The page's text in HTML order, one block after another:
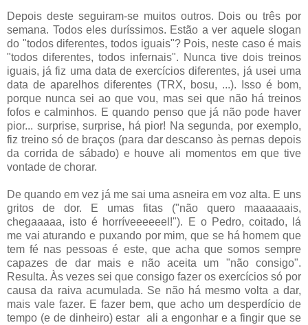
Depois deste seguiram-se muitos outros. Dois ou três por
semana. Todos eles duríssimos. Estão a ver aquele slogan
do "todos diferentes, todos iguais"? Pois, neste caso é mais
"todos diferentes, todos infernais". Nunca tive dois treinos
iguais, já fiz uma data de exercícios diferentes, já usei uma
data de aparelhos diferentes (TRX, bosu, ...). Isso é bom,
porque nunca sei ao que vou, mas sei que não há treinos
fofos e calminhos. E quando penso que já não pode haver
pior... surprise, surprise, há pior! Na segunda, por exemplo,
fiz treino só de braços (para dar descanso às pernas depois
da corrida de sábado) e houve ali momentos em que tive
vontade de chorar.
De quando em vez já me sai uma asneira em voz alta. E uns
gritos de dor. E umas fitas ("não quero maaaaaais,
chegaaaaa, isto é horríveeeeeel!"). E o Pedro, coitado, lá
me vai aturando e puxando por mim, que se há homem que
tem fé nas pessoas é este, que acha que somos sempre
capazes de dar mais e não aceita um "não consigo".
Resulta. Às vezes sei que consigo fazer os exercícios só por
causa da raiva acumulada. Se não há mesmo volta a dar,
mais vale fazer. E fazer bem, que acho um desperdício de
tempo (e de dinheiro) estar ali a engonhar e a fingir que se